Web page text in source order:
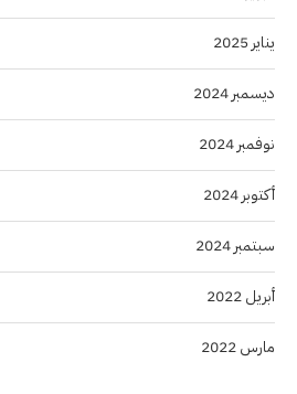
يناير 2025
ديسمبر 2024
نوفمبر 2024
أكتوبر 2024
سبتمبر 2024
أبريل 2022
مارس 2022